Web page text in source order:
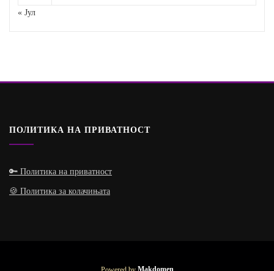
« Јул
ПОЛИТИКА НА ПРИВАТНОСТ
🔑 Политика на приватност
🍪 Политика за колачињата